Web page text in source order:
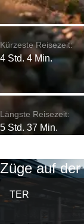
Kürzeste Reisezeit:
4 Std. 4 Min.
Längste Reisezeit:
5 Std. 37 Min.
Züge auf
TER